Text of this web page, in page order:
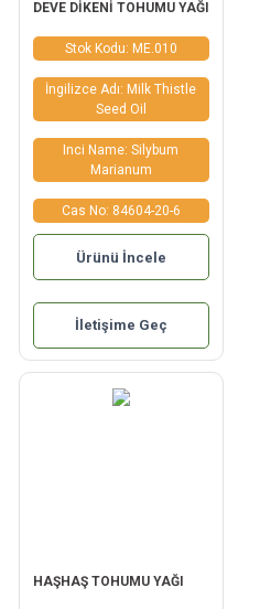
DEVE DİKENİ TOHUMU YAĞI
Stok Kodu: ME.010
İngilizce Adı: Milk Thistle
Seed Oil
Inci Name: Silybum
Marianum
Cas No: 84604-20-6
Ürünü İncele
İletişime Geç
HAŞHAŞ TOHUMU YAĞI